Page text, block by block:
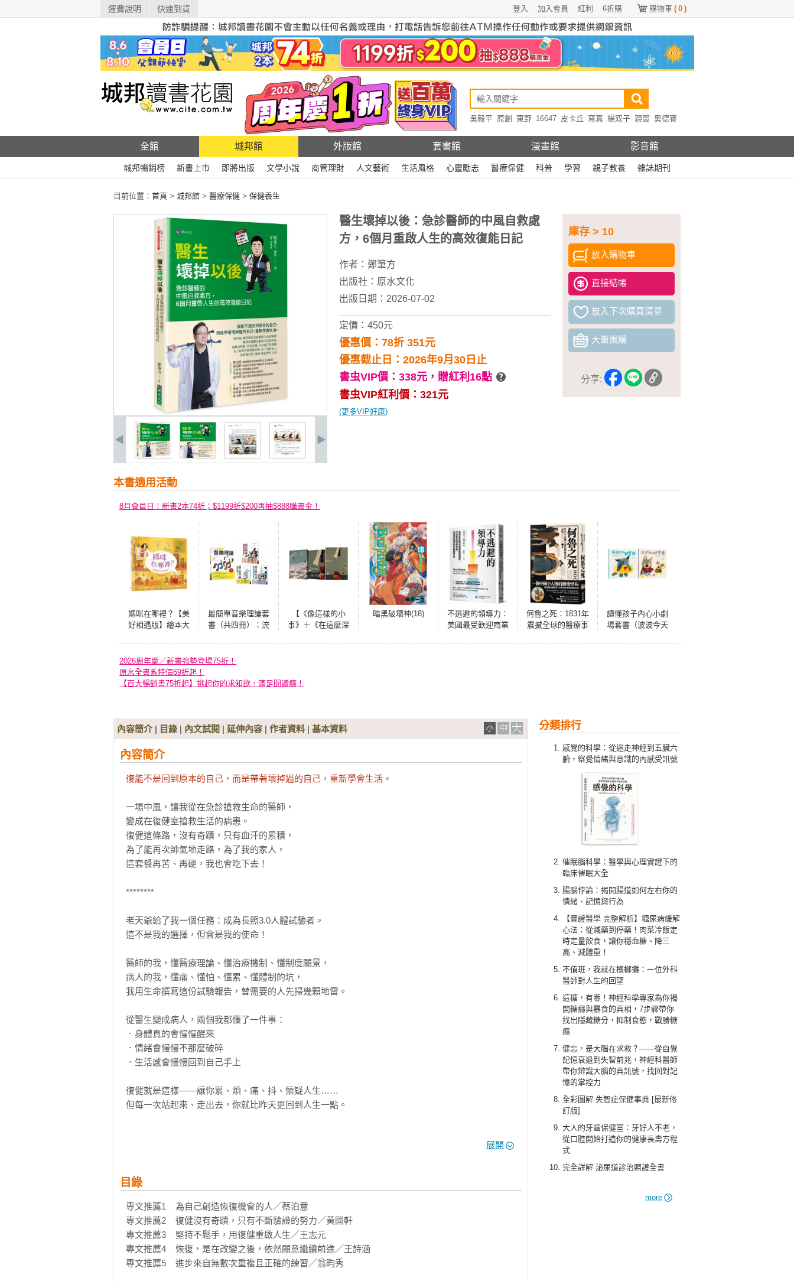
運費說明 快速到貨 購物車 ( 0 )
6折購
紅利
加入會員
登入
吳毅平 原創 東野 16647 皮卡丘 寫真 楊双子 親簽 奧德賽
全館 城邦館 外版館 套書館 漫畫館 影音館
城邦暢銷榜 新書上市 即將出版 文學小說 商管理財 人文藝術 生活風格 心靈勵志 醫療保健 科普 學習 親子教養 雜誌期刊
目前位置： 首頁 > 城邦館 > 醫療保健 > 保健養生
庫存 > 10
放入購物車
直接結帳
放入下次購買清單
大量團購
分享:
醫生壞掉以後：急診醫師的中風自救處
方，6個月重啟人生的高效復能日記
作者： 鄭筆方
出版社： 原水文化
出版日期：2026-07-02
定價：450元
優惠價：78折 351元
優惠截止日：2026年9月30日止
書虫VIP價：338元， 贈紅利16點
書虫VIP紅利價：321元
(更多VIP好康)
本書適用活動
8月會員日：新書2本74折；$1199折$200再抽$888購書金！
媽咪在哪裡？【美
好相遇版】繪本大
表作（紐約時報年
度十大繪本、好書
大家讀最佳兒童讀
最簡單音樂理論套
書（共四冊）：流
【《像這樣的小
事》＋《在這麼深
暗黑破壞神(18)
不逃避的領導力：
美國最受歡迎商業
何魯之死：1831年
震撼全球的醫療事
讀懂孩子內心小劇
場套書（波波今天
2026周年慶／新書強勢登場75折！
原水全書系特價69折起！
【百大暢銷書75折起】挑起你的求知欲，滿足閱讀癮！
分類排行
感覺的科學：從迷走神經到五臟六
腑，察覺情緒與意識的內感受訊號
催眠腦科學：醫學與心理實證下的
臨床催眠大全
腸腦悖論：揭開腸道如何左右你的
情緒、記憶與行為
【實證醫學 完整解析】糖尿病緩解
心法：從減藥到停藥！肉菜冷飯定
時定量飲食，讓你穩血糖、降三
高、減體重！
不值班，我就在檳榔攤：一位外科
醫師對人生的回望
這糖，有毒！神經科學專家為你揭
開糖癮與暴食的真相，7步驟帶你
找出隱藏糖分，抑制食慾，戰勝糖
癮
健忘，是大腦在求救？——從自覺
記憶衰退到失智前兆，神經科醫師
帶你辨識大腦的真訊號，找回對記
憶的掌控力
全彩圖解 失智症保健事典 [最新修
訂版]
大人的牙齒保健室：牙好人不老，
從口腔開始打造你的健康長壽方程
式
完全詳解 泌尿道診治照護全書
more
內容簡介| 目錄 | 內文試閱 | 延伸內容 | 作者資料 | 基本資料
內容簡介
復能不是回到原本的自己，而是帶著壞掉過的自己，重新學會生活。
一場中風，讓我從在急診搶救生命的醫師，
變成在復健室搶救生活的病患。
復健這條路，沒有奇蹟，只有血汗的累積，
為了能再次帥氣地走路，為了我的家人，
這套餐再苦、再硬，我也會吃下去！
********
老天爺給了我一個任務：成為長照3.0人體試驗者。
這不是我的選擇，但會是我的使命！
醫師的我，懂醫療理論、懂治療機制、懂制度願景，
病人的我，懂痛、懂怕、懂累、懂體制的坑，
我用生命撰寫這份試驗報告，替需要的人先掃幾顆地雷。
從醫生變成病人，兩個我都懂了一件事：
．身體真的會慢慢醒來
．情緒會慢慢不那麼破碎
．生活感會慢慢回到自己手上
復健就是這樣——讓你累、煩、痛、抖、懷疑人生……
但每一次站起來、走出去，你就比昨天更回到人生一點。
********
〔專文推薦〕
蔡泊意（振興醫院復健醫學部主任級醫師）
黃國軒（馬偕紀念醫院中醫部針灸科主治醫師）
王志元（資深職能治療師）
王詩涵（振興醫院職能治療師）
展開
目錄
專文推薦1    為自己創造恢復機會的人／蔡泊意
專文推薦2    復健沒有奇蹟，只有不斷驗證的努力／黃國軒
專文推薦3    堅持不鬆手，用復健重啟人生／王志元
專文推薦4    恢復，是在改變之後，依然願意繼續前進／王詩涵
專文推薦5    進步來自無數次重複且正確的練習／翁昀秀